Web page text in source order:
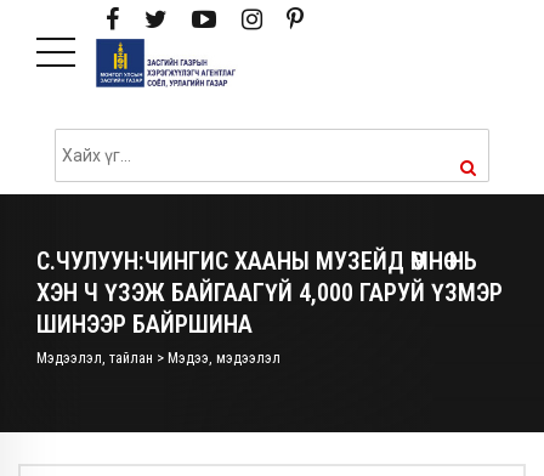
С.ЧУЛУУН:ЧИНГИС ХААНЫ МУЗЕЙД ӨМНӨ НЬ
ХЭН Ч ҮЗЭЖ БАЙГААГҮЙ 4,000 ГАРУЙ ҮЗМЭР
ШИНЭЭР БАЙРШИНА
Мэдээлэл, тайлан > Мэдээ, мэдээлэл